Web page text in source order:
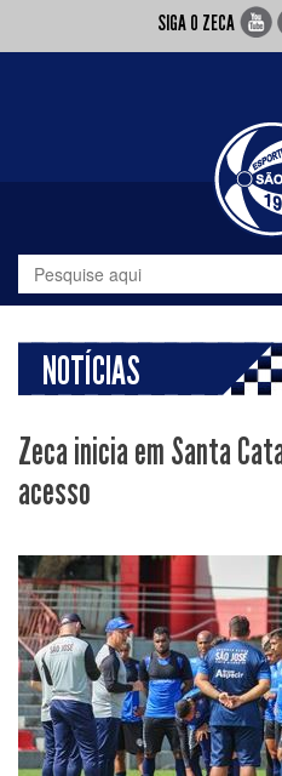
SIGA O ZECA
NOTÍCIAS
Zeca inicia em Santa
acesso